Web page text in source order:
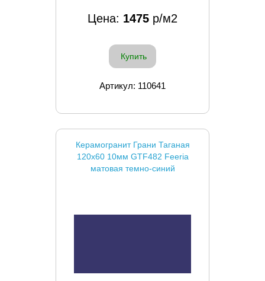
Цена: 1475 р/м2
Купить
Артикул: 110641
Керамогранит Грани Таганая
120x60 10мм GTF482 Feeria
матовая темно-синий